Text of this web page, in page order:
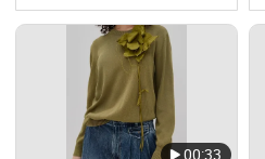
00:33